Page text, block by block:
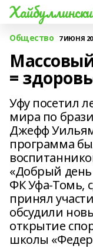
Общество 7 ИЮНЯ
=
Уфу посетил
мира по
Джефф
программа
«Добрый
ФК Уфа-Томь,
принял
обсудили
открытие
школы